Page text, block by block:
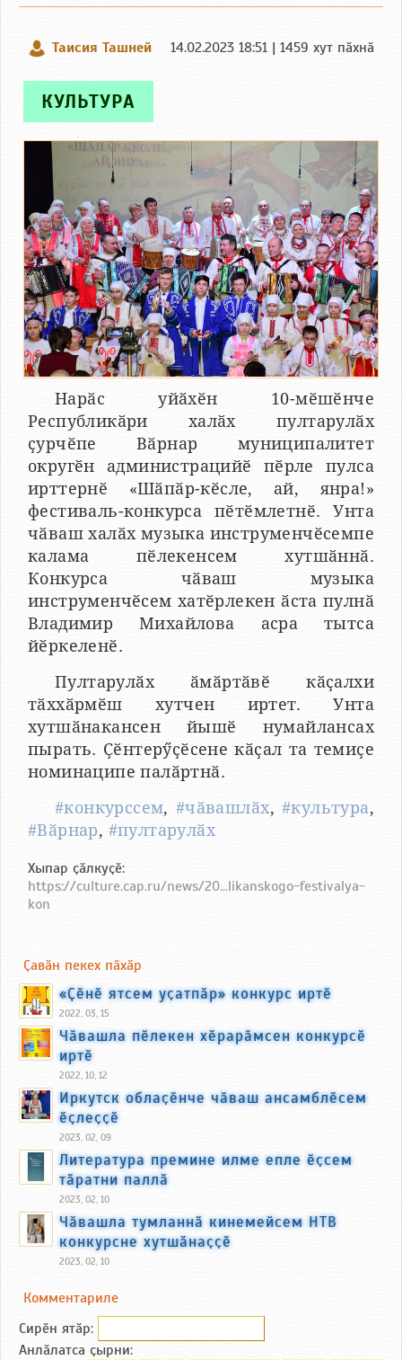
Таисия Ташней 14.02.2023 18:51 | 1459 хут пӑхнӑ
КУЛЬТУРА
Нарӑс уйӑхӗн 10-мӗшӗнче
Республикӑри халӑх пултарулӑх
ҫурчӗпе Вӑрнар муниципалитет
округӗн администрацийӗ пӗрле пулса
ирттернӗ «Шӑпӑр-кӗсле, ай, янра!»
фестиваль-конкурса пӗтӗмлетнӗ. Унта
чӑваш халӑх музыка инструменчӗсемпе
калама пӗлекенсем хутшӑннӑ.
Конкурса чӑваш музыка
инструменчӗсем хатӗрлекен ӑста пулнӑ
Владимир Михайлова асра тытса
йӗркеленӗ.
Пултарулӑх ӑмӑртӑвӗ кӑҫалхи
тӑххӑрмӗш хутчен иртет. Унта
хутшӑнакансен йышӗ нумайлансах
пырать. Ҫӗнтерӳҫӗсене кӑҫал та темиҫе
номинаципе палӑртнӑ.
#конкурссем, #чӑвашлӑх, #культура,
#Вӑрнар, #пултарулӑх
Хыпар ҫӑлкуҫӗ:
https://culture.cap.ru/news/20...likanskogo-festivalya-
kon
Ҫавӑн пекех пӑхӑр
«Ҫӗнӗ ятсем уҫатпӑр» конкурс иртӗ
2022, 03, 15
Чӑвашла пӗлекен хӗрарӑмсен конкурсӗ
иртӗ
2022, 10, 12
Иркутск облаҫӗнче чӑваш ансамблӗсем
ӗҫлеҫҫӗ
2023, 02, 09
Литература премине илме епле ӗҫсем
тӑратни паллӑ
2023, 02, 10
Чӑвашла тумланнӑ кинемейсем НТВ
конкурсне хутшӑнаҫҫӗ
2023, 02, 10
Комментариле
Сирӗн ятӑp:
Анлӑлатса ҫырни: